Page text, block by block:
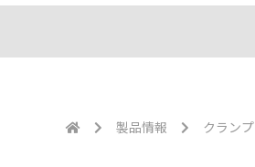
製品情報 クランプ